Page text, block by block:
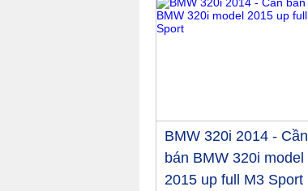
BMW 320i 2014 - Cần
bán BMW 320i model
2015 up full M3 Sport